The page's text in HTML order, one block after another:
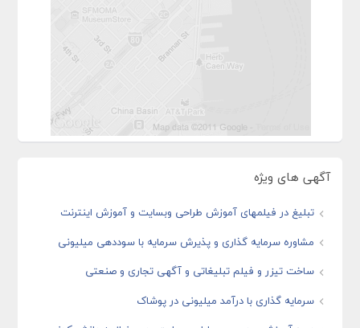
آگهی های ویژه
تبلیغ در فیلمهای آموزش طراحی وبسایت و آموزش اینترنت
مشاوره سرمایه گذاری و پذیرش سرمایه با سوددهی میلیونی
ساخت تیزر و فیلم تبلیغاتی و آگهی تجاری و صنعتی
سرمایه گذاری با درآمد میلیونی در پوشاک